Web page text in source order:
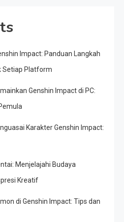
Impact: Panduan Langkah
Setiap Platform
Genshin Impact di PC:
Karakter Genshin Impact:
Menjelajahi Budaya
Kreatif
di Genshin Impact: Tips dan